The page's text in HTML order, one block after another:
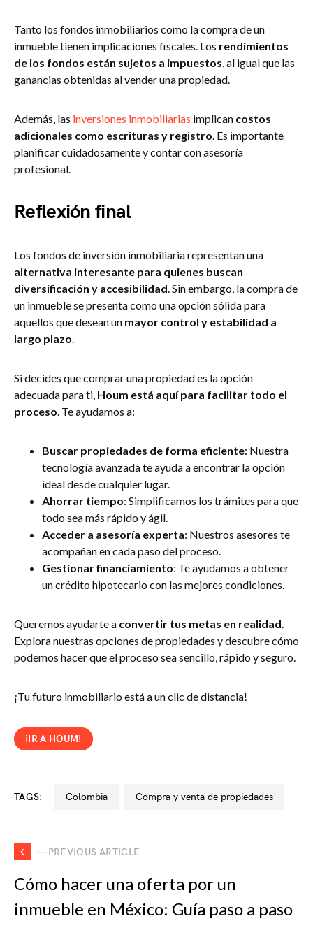
Tanto los fondos inmobiliarios como la compra de un
inmueble tienen implicaciones fiscales. Los rendimientos
de los fondos están sujetos a impuestos, al igual que las
ganancias obtenidas al vender una propiedad.
Además, las inversiones inmobiliarias implican costos
adicionales como escrituras y registro. Es importante
planificar cuidadosamente y contar con asesoría
profesional.
Reflexión final
Los fondos de inversión inmobiliaria representan una
alternativa interesante para quienes buscan
diversificación y accesibilidad. Sin embargo, la compra de
un inmueble se presenta como una opción sólida para
aquellos que desean un mayor control y estabilidad a
largo plazo.
Si decides que comprar una propiedad es la opción
adecuada para ti, Houm está aquí para facilitar todo el
proceso. Te ayudamos a:
Buscar propiedades de forma eficiente: Nuestra
tecnología avanzada te ayuda a encontrar la opción
ideal desde cualquier lugar.
Ahorrar tiempo: Simplificamos los trámites para que
todo sea más rápido y ágil.
Acceder a asesoría experta: Nuestros asesores te
acompañan en cada paso del proceso.
Gestionar financiamiento: Te ayudamos a obtener
un crédito hipotecario con las mejores condiciones.
Queremos ayudarte a convertir tus metas en realidad.
Explora nuestras opciones de propiedades y descubre cómo
podemos hacer que el proceso sea sencillo, rápido y seguro.
¡Tu futuro inmobiliario está a un clic de distancia!
¡IR A HOUM!
TAGS: colombia compra y venta de propiedades
— PREVIOUS ARTICLE
Cómo hacer una oferta por un
inmueble en México: Guía paso a paso